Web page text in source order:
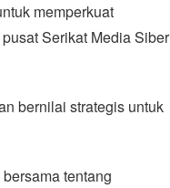
memperkuat
Serikat Media Siber
bernilai strategis untuk
tentang